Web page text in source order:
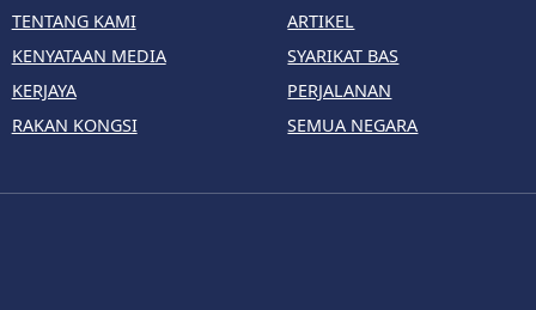
TENTANG KAMI
KENYATAAN MEDIA
KERJAYA
RAKAN KONGSI
ARTIKEL
SYARIKAT BAS
PERJALANAN
SEMUA NEGARA